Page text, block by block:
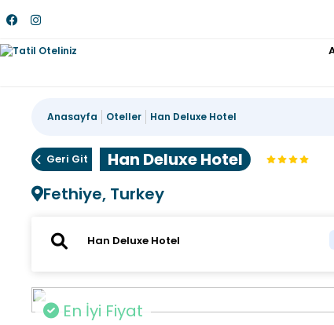
Anasayfa Oteller Han Deluxe Hotel
Geri Git
Han Deluxe Hotel
Fethiye, Turkey
En İyi Fiyat